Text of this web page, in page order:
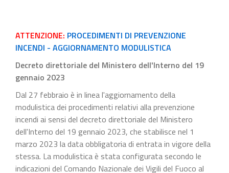
ATTENZIONE: PROCEDIMENTI DI PREVENZIONE
INCENDI - AGGIORNAMENTO MODULISTICA
Decreto direttoriale del Ministero dell'Interno del 19
gennaio 2023
Dal 27 febbraio è in linea l'aggiornamento della
modulistica dei procedimenti relativi alla prevenzione
incendi ai sensi del decreto direttoriale del Ministero
dell'Interno del 19 gennaio 2023, che stabilisce nel 1
marzo 2023 la data obbligatoria di entrata in vigore della
stessa. La modulistica è stata configurata secondo le
indicazioni del Comando Nazionale dei Vigili del Fuoco al